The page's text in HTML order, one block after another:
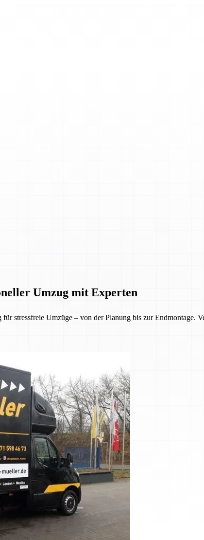
Umzug mit Experten
stressfreie Umzüge – von der Planung bis zur Endmontage.